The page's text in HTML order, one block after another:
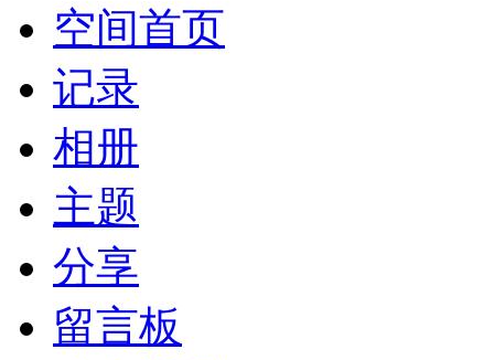
空间首页
记录
相册
主题
分享
留言板